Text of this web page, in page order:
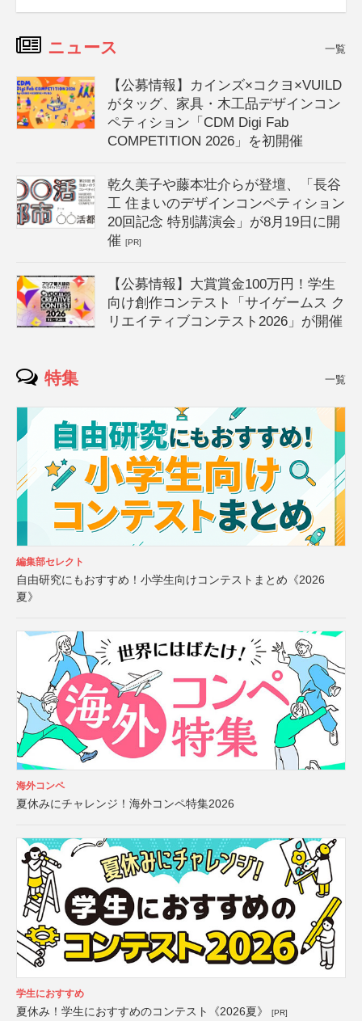
ニュース 一覧
【公募情報】カインズ×コクヨ×VUILD
がタッグ、家具・木工品デザインコン
ペティション「CDM Digi Fab
COMPETITION 2026」を初開催
乾久美子や藤本壮介らが登壇、「長谷
工 住まいのデザインコンペティション
20回記念 特別講演会」が8月19日に開
催[PR]
【公募情報】大賞賞金100万円！学生
向け創作コンテスト「サイゲームス ク
リエイティブコンテスト2026」が開催
特集 一覧
編集部セレクト
自由研究にもおすすめ！小学生向けコンテストまとめ《2026
夏》
海外コンペ
夏休みにチャレンジ！海外コンペ特集2026
学生におすすめ
夏休み！学生におすすめのコンテスト《2026夏》 [PR]